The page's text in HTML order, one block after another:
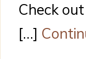
Check
[…]